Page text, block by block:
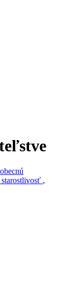
starostlivosť ,